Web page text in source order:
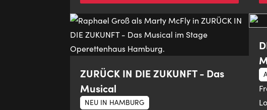
ZURÜCK IN DIE ZUKUNFT - Das
Musical
NEU IN HAMBURG